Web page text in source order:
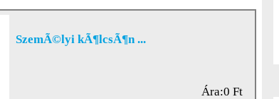
SzemÃ©lyi kÃ¶lcsÃ¶n ...
Ára:0 Ft